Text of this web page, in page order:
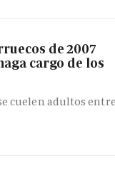
de 2007
cargo de los
cuelen adultos